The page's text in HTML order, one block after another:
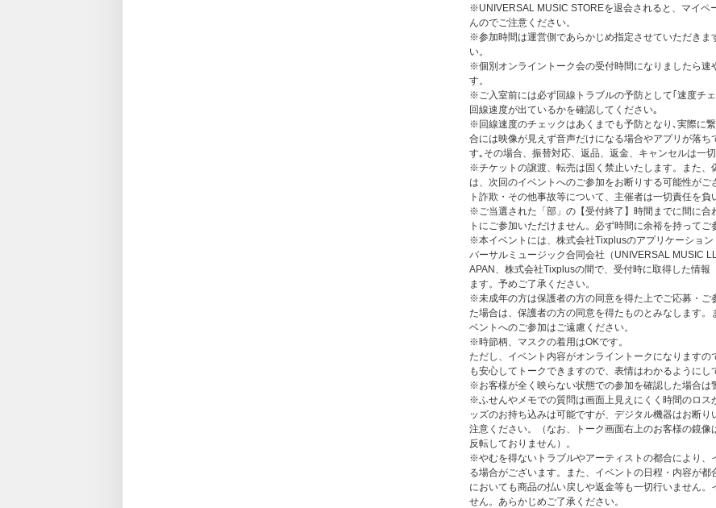
※UNIVERSAL MUSIC STOREのマイページ にてご案内
※コンビニ前払いをご選択のお客様は、入金期間内に決
抽選お申込みの対象となります。
※クレジットカード、携帯キャリア決済をご利用いただ
個別オンライントーク会抽選お申込みの対象となります
※お支払方法は、クレジットカード、携帯キャリア決済
まとめて支払い・ワイモバイルまとめて支払い、d払い
【クレジットカード・携帯キャリア決済をご選択した際
クレジットカード、携帯キャリア決済をお支払い方法
の提供事業者に対し与信照会を行いますが、予約注文時
き、ご注文商品の出荷時よりも前に再度与信照会を行う
しまったとき、当社より他のお支払い方法をご案内さ
支払い方法で必要となる手数料はお客様のご負担とな
ャンセルは承りかねます。あらかじめご了承ください。
※必ずお読みください。
商品の受取拒否等があった場合、今後一切のイベント
す。
同一の部で複数回ご当選された場合（例： 1部＜太田駿
合）は、一枠目を終了後、速やかに次の枠へご参加い
性があります。その場合、振替対応、返品、返金、キ
選したご自身の参加時間を把握いただき、すべての当選
個別オンライントーク会 開催日時・タイムスケジュール
【開催日程】
2024年1月13日（土）
2024年1月14日（日）
2024年2月17日（土）
2024年2月18日（日）
◆タイムテーブル ※4日程共通
・1部・・・・ 14:00～14:30（受付開始 / 13:45 ～ 受付
・2部・・・・ 14:30～15:00（受付開始 / 14:15 ～ 受付
※UNIVERSAL MUSIC STOREを退会されると、マイペ
んのでご注意ください。
※参加時間は運営側であらかじめ指定させていただきま
い。
※個別オンライントーク会の受付時間になりましたら速
す。
※ご入室前には必ず回線トラブルの予防として｢速度チェ
回線速度が出ているかを確認してください｡
※回線速度のチェックはあくまでも予防となり､実際に
合には映像が見えず音声だけになる場合やアプリが落
す｡その場合、振替対応、返品、返金、キャンセルは一切
※チケットの譲渡、転売は固く禁止いたします。また、
は、次回のイベントへのご参加をお断りする可能性が
ト詐欺・その他事故等について、主催者は一切責任を負
※ご当選された「部」の【受付終了】時間までに間に合
トにご参加いただけません。必ず時間に余裕を持ってご
※本イベントには、株式会社Tixplusのアプリケーショ
バーサルミュージック合同会社（UNIVERSAL MUSIC
APAN、株式会社Tixplusの間で、受付時に取得した情
ます。予めご了承ください。
※未成年の方は保護者の方の同意を得た上でご応募・
た場合は、保護者の方の同意を得たものとみなします
ベントへのご参加はご遠慮ください。
※時節柄、マスクの着用はOKです。
ただし、イベント内容がオンライントークになります
も安心してトークできますので、表情はわかるようにし
※お客様が全く映らない状態での参加を確認した場合は
※ふせんやメモでの質問は画面上見えにくく時間のロ
ッズのお持ち込みは可能ですが、デジタル機器はお断
注意ください。（なお、トーク画面右上のお客様の鏡
反転しておりません）。
※やむを得ないトラブルやアーティストの都合により、
る場合がございます。また、イベントの日程・内容が
においても商品の払い戻しや返金等も一切行いません
せん。あらかじめご了承ください。